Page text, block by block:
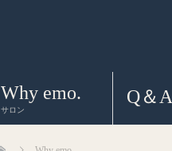
Why emo.
サロン
Q＆A